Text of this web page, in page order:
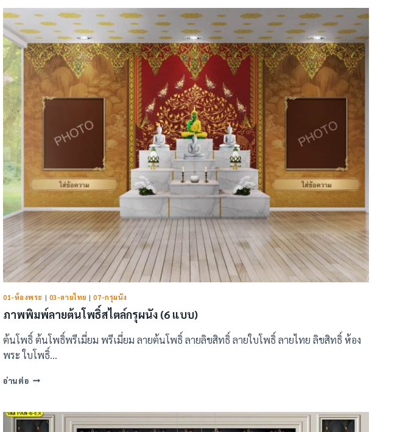
16
แบบ
01-ห้องพระ | 03-ลายไทย |07-กรุผนัง
ภาพพิมพ์ลายต้นโพธิ์สไตล์กรุผนัง (6 แบบ)
ต้นโพธิ์ ต้นโพธิ์พรีเมี่ยม พรีเมี่ยม ลายต้นโพธิ์ ลายลิขสิทธิ์ ลายใบโพธิ์ ลายไทย ลิขสิทธิ์ ห้อง
พระ ใบโพธิ์…
อ่านต่อภาพ
ต้น
โพธิ์